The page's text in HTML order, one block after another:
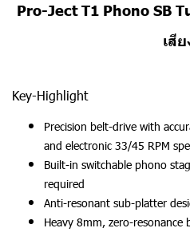
Pro-Ject T1 Phono SB
เสีย
Key-Highlight
Precision belt-drive with
and electronic 33/45 RPM
Built-in switchable phono
required
Anti-resonant sub-platter
Heavy 8mm, zero-resonance